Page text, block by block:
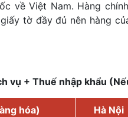
về Việt Nam. Hàng
tờ đầy đủ nên hàng
vụ + Thuế nhập khẩu
hóa) Hà Nội